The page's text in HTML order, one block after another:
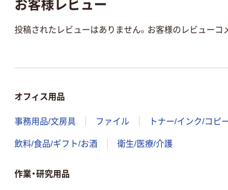
投稿されたレビューはありません。お客様のレビューコ
オフィス用品
事務用品/文房具 ファイル トナー/インク/コピ
飲料/食品/ギフト/お酒 衛生/医療/介護
作業・研究用品